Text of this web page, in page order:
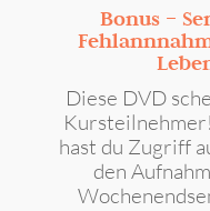
Bonus –
Diese DVD
hast du Zugriff
den